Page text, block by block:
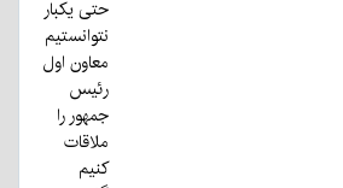
حتی یکبار
نتوانستیم
معاون اول
رئیس
جمهور را
ملاقات
کنیم